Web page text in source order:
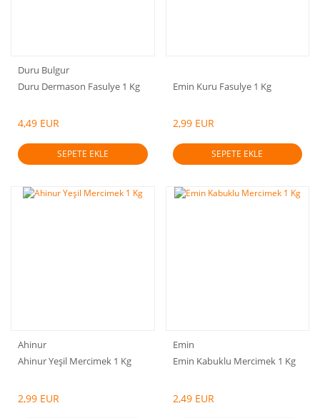
Duru Bulgur
Duru Dermason Fasulye 1 Kg
4,49 EUR
SEPETE EKLE
Emin Kuru Fasulye 1 Kg
2,99 EUR
SEPETE EKLE
Ahinur
Ahinur Yeşil Mercimek 1 Kg
2,99 EUR
Emin
Emin Kabuklu Mercimek 1 Kg
2,49 EUR